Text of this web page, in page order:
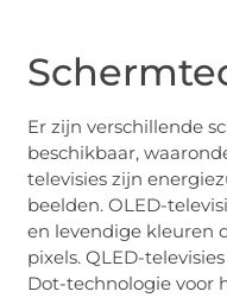
Er zijn verschillende
beschikbaar,
televisies zijn
beelden. OLED-
en levendige kleuren
pixels. QLED-
Dot-technologie voor